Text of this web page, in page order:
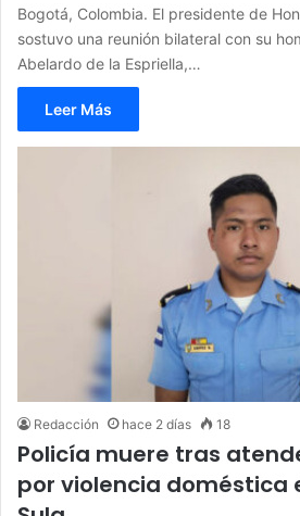
Bogotá, Colombia. El presidente de
sostuvo una reunión bilateral con su
Abelardo de la Espriella,…
Leer Más
Redacción hace 2 días 18
Policía muere tras
por violencia doméstica